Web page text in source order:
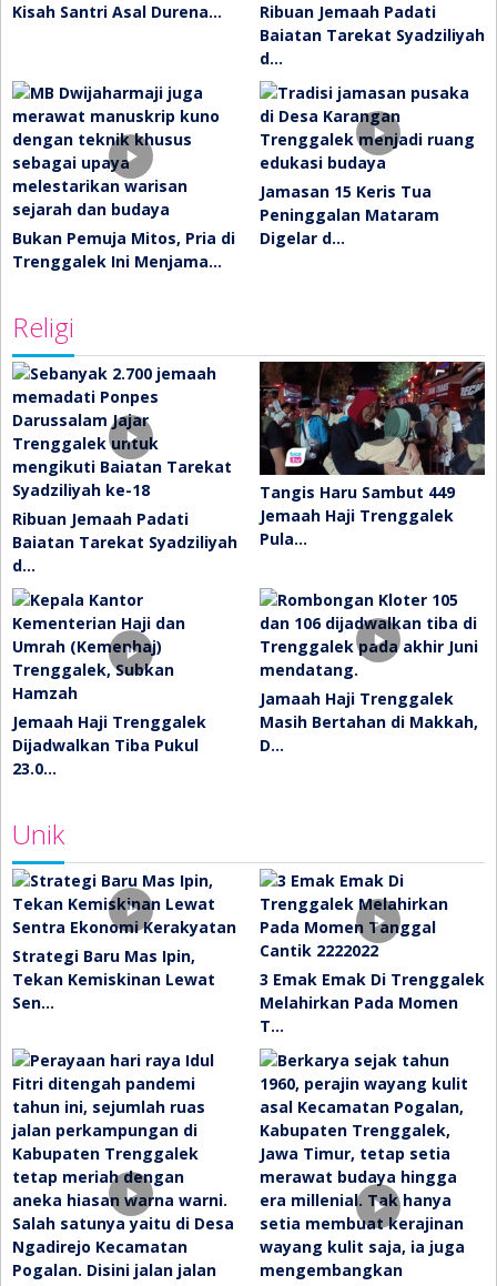
Kisah Santri Asal Durena…
Ribuan Jemaah Padati
Baiatan Tarekat Syadziliyah
d…
Bukan Pemuja Mitos, Pria di
Trenggalek Ini Menjama…
Jamasan 15 Keris Tua
Peninggalan Mataram
Digelar d…
Religi
Ribuan Jemaah Padati
Baiatan Tarekat Syadziliyah
d…
Tangis Haru Sambut 449
Jemaah Haji Trenggalek
Pula…
Jemaah Haji Trenggalek
Dijadwalkan Tiba Pukul
23.0…
Jamaah Haji Trenggalek
Masih Bertahan di Makkah,
D…
Unik
Strategi Baru Mas Ipin,
Tekan Kemiskinan Lewat
Sen…
3 Emak Emak Di Trenggalek
Melahirkan Pada Momen
T…